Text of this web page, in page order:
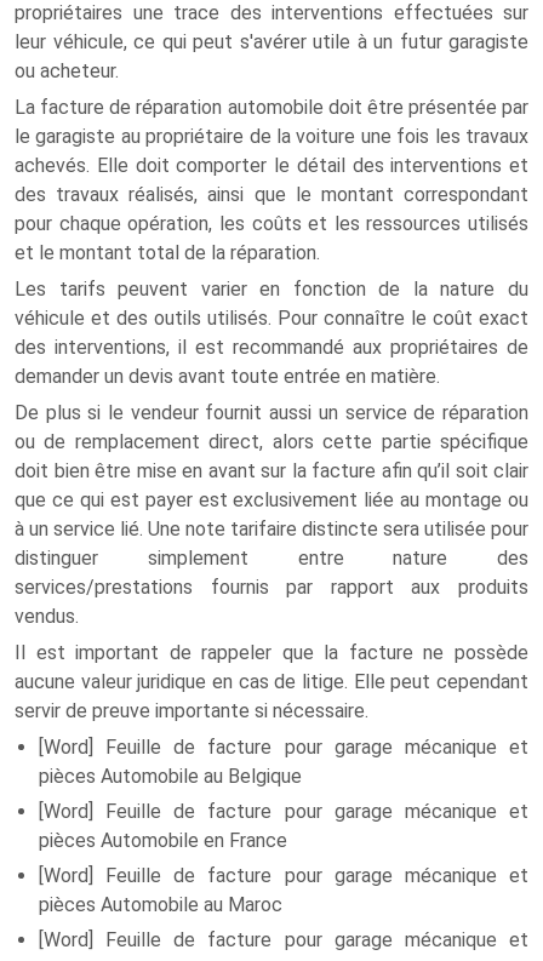
propriétaires une trace des interventions effectuées sur
leur véhicule, ce qui peut s'avérer utile à un futur garagiste
ou acheteur.
La facture de réparation automobile doit être présentée par
le garagiste au propriétaire de la voiture une fois les travaux
achevés. Elle doit comporter le détail des interventions et
des travaux réalisés, ainsi que le montant correspondant
pour chaque opération, les coûts et les ressources utilisés
et le montant total de la réparation.
Les tarifs peuvent varier en fonction de la nature du
véhicule et des outils utilisés. Pour connaître le coût exact
des interventions, il est recommandé aux propriétaires de
demander un devis avant toute entrée en matière.
De plus si le vendeur fournit aussi un service de réparation
ou de remplacement direct, alors cette partie spécifique
doit bien être mise en avant sur la facture afin qu’il soit clair
que ce qui est payer est exclusivement liée au montage ou
à un service lié. Une note tarifaire distincte sera utilisée pour
distinguer simplement entre nature des
services/prestations fournis par rapport aux produits
vendus.
Il est important de rappeler que la facture ne possède
aucune valeur juridique en cas de litige. Elle peut cependant
servir de preuve importante si nécessaire.
[Word] Feuille de facture pour garage mécanique et
pièces Automobile au Belgique
[Word] Feuille de facture pour garage mécanique et
pièces Automobile en France
[Word] Feuille de facture pour garage mécanique et
pièces Automobile au Maroc
[Word] Feuille de facture pour garage mécanique et